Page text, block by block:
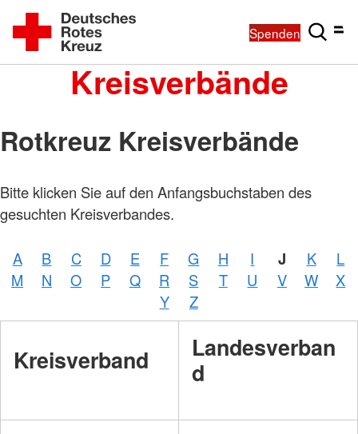
Spenden
Kreisverbände
Rotkreuz Kreisverbände
Bitte klicken Sie auf den Anfangsbuchstaben des
gesuchten Kreisverbandes.
A B C D E F G H I J K
L
M
N O P Q R S T U V W
X
Y
Z
Kreisverband
Landesverban
d